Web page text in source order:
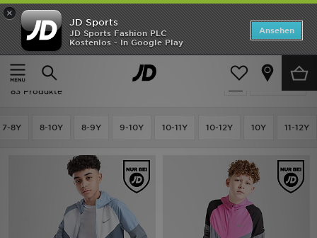
×
JD Sports
JD Sports Fashion PLC
Kostenlos - In Google Play
Ansehen
Home
Kinder Kleidung Jugendliche (8-15 Jahre) Jacken
Verfeinern
Kinder - Jacken
83 Produkte
7-8Y 8-10Y 8-9Y 9-10Y 10-11Y 10-12Y 10Y 11-12Y
ANGEBOTE
Neuheiten
Herren